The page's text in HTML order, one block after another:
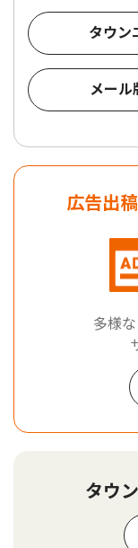
タウン
メール
広告出
多様
タウ